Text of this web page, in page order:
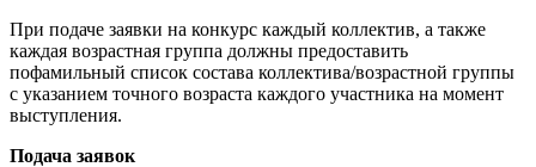
При подаче заявки на конкурс каждый коллектив, а также
каждая возрастная группа должны предоставить
пофамильный список состава коллектива/возрастной группы
с указанием точного возраста каждого участника на момент
выступления.
Подача заявок